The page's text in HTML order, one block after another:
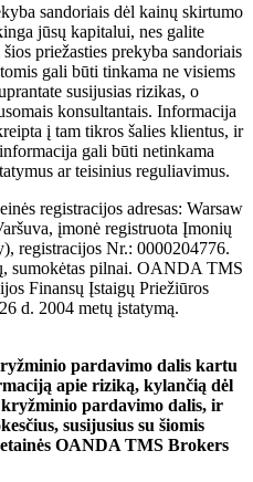
sandoriais dėl kainų skirtumo
jūsų kapitalui, nes galite
priežasties prekyba sandoriais
gali būti tinkama ne visiems
susijusias rizikas, o
konsultantais. Informacija
į tam tikros šalies klientus, ir
gali būti netinkama
ar teisinius reguliavimus.
registracijos adresas: Warsaw
įmonė registruota Įmonių
registracijos Nr.: 0000204776.
sumokėtas pilnai. OANDA TMS
Finansų Įstaigų Priežiūros
d. 2004 metų įstatymą.
pardavimo dalis kartu
apie riziką, kylančią dėl
pardavimo dalis, ir
susijusius su šiomis
OANDA TMS Brokers